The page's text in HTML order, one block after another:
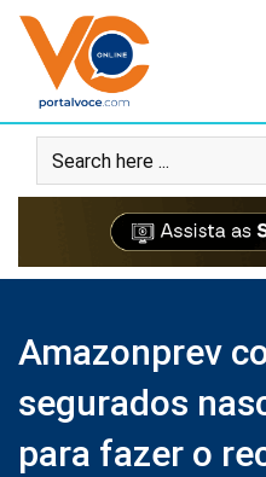
Amazonprev
segurados
para fazer o